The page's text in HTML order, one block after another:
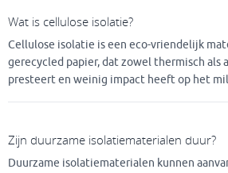
Wat is cellulose isolatie?
Cellulose isolatie is een eco-vriendelijk
gerecycled papier, dat zowel thermisch als
presteert en weinig impact heeft op het
Zijn duurzame isolatiematerialen duur?
Duurzame isolatiematerialen kunnen